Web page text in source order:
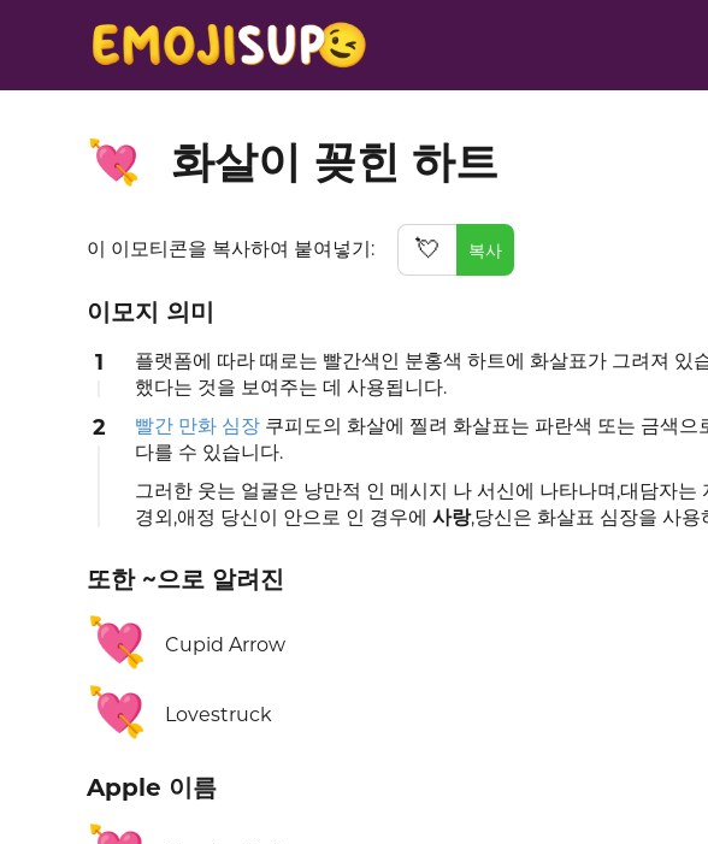
💘 화살이 꽂힌 하트
이 이모티콘을 복사하여 붙여넣기: 💘 복사
이모지 의미
1
플랫폼에 따라 때로는 빨간색인 분홍색 하트에 화살표가 그려져 있
했다는 것을 보여주는 데 사용됩니다.
2 빨간 만화 심장 쿠피도의 화살에 찔려 화살표는 파란색 또는 금색
다를 수 있습니다.
그러한 웃는 얼굴은 낭만적 인 메시지 나 서신에 나타나며,대담자
경외,애정 당신이 안으로 인 경우에 사랑,당신은 화살표 심장을 사
또한 ~으로 알려진
💘 Cupid Arrow
💘 Lovestruck
Apple 이름